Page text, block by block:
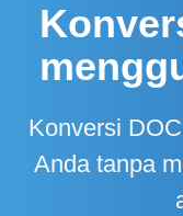
Konversi
Anda tanpa